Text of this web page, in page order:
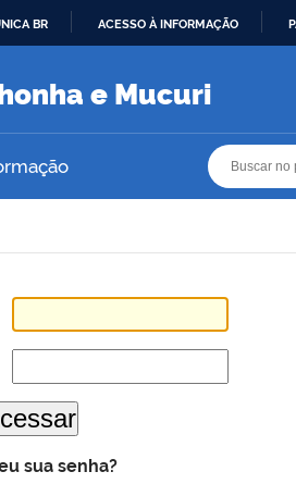
O
BR ACESSO À INFORMAÇÃO
e Mucuri
sua senha?